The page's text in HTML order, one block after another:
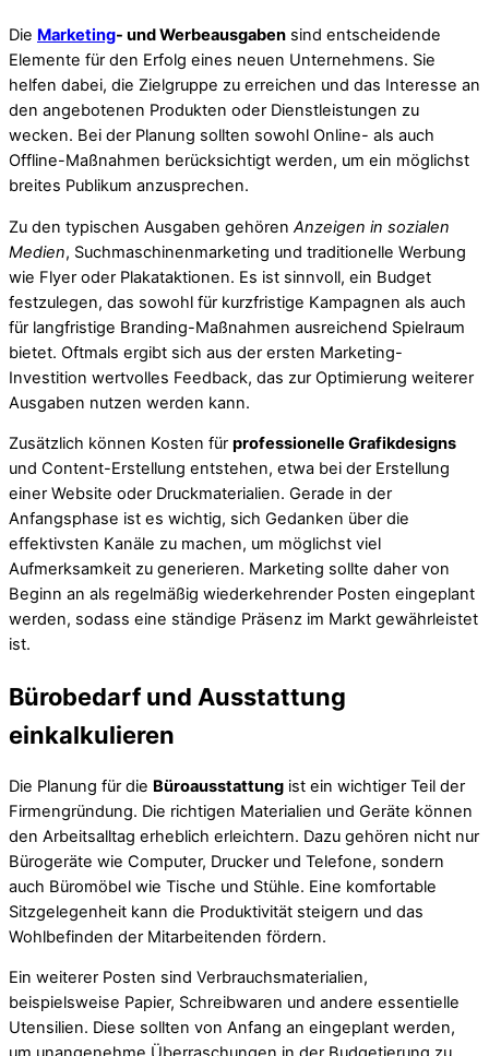
Die Marketing- und Werbeausgaben sind entscheidende
Elemente für den Erfolg eines neuen Unternehmens. Sie
helfen dabei, die Zielgruppe zu erreichen und das Interesse an
den angebotenen Produkten oder Dienstleistungen zu
wecken. Bei der Planung sollten sowohl Online- als auch
Offline-Maßnahmen berücksichtigt werden, um ein möglichst
breites Publikum anzusprechen.
Zu den typischen Ausgaben gehören Anzeigen in sozialen
Medien, Suchmaschinenmarketing und traditionelle Werbung
wie Flyer oder Plakataktionen. Es ist sinnvoll, ein Budget
festzulegen, das sowohl für kurzfristige Kampagnen als auch
für langfristige Branding-Maßnahmen ausreichend Spielraum
bietet. Oftmals ergibt sich aus der ersten Marketing-
Investition wertvolles Feedback, das zur Optimierung weiterer
Ausgaben nutzen werden kann.
Zusätzlich können Kosten für professionelle Grafikdesigns
und Content-Erstellung entstehen, etwa bei der Erstellung
einer Website oder Druckmaterialien. Gerade in der
Anfangsphase ist es wichtig, sich Gedanken über die
effektivsten Kanäle zu machen, um möglichst viel
Aufmerksamkeit zu generieren. Marketing sollte daher von
Beginn an als regelmäßig wiederkehrender Posten eingeplant
werden, sodass eine ständige Präsenz im Markt gewährleistet
ist.
Bürobedarf und Ausstattung
einkalkulieren
Die Planung für die Büroausstattung ist ein wichtiger Teil der
Firmengründung. Die richtigen Materialien und Geräte können
den Arbeitsalltag erheblich erleichtern. Dazu gehören nicht nur
Bürogeräte wie Computer, Drucker und Telefone, sondern
auch Büromöbel wie Tische und Stühle. Eine komfortable
Sitzgelegenheit kann die Produktivität steigern und das
Wohlbefinden der Mitarbeitenden fördern.
Ein weiterer Posten sind Verbrauchsmaterialien,
beispielsweise Papier, Schreibwaren und andere essentielle
Utensilien. Diese sollten von Anfang an eingeplant werden,